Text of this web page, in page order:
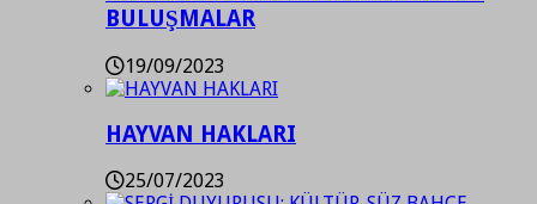
BULUŞMALAR
19/09/2023
HAYVAN HAKLARI
25/07/2023